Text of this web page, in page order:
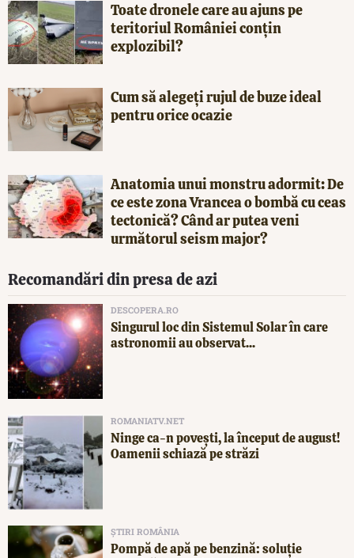
Toate dronele care au ajuns pe
teritoriul României conțin
explozibil?
Cum să alegeți rujul de buze ideal
pentru orice ocazie
Anatomia unui monstru adormit: De
ce este zona Vrancea o bombă cu ceas
tectonică? Când ar putea veni
următorul seism major?
Recomandări din presa de azi
DESCOPERA.RO
Singurul loc din Sistemul Solar în care
astronomii au observat...
ROMANIATV.NET
Ninge ca-n povești, la început de august!
Oamenii schiază pe străzi
ȘTIRI ROMÂNIA
Pompă de apă pe benzină: soluție